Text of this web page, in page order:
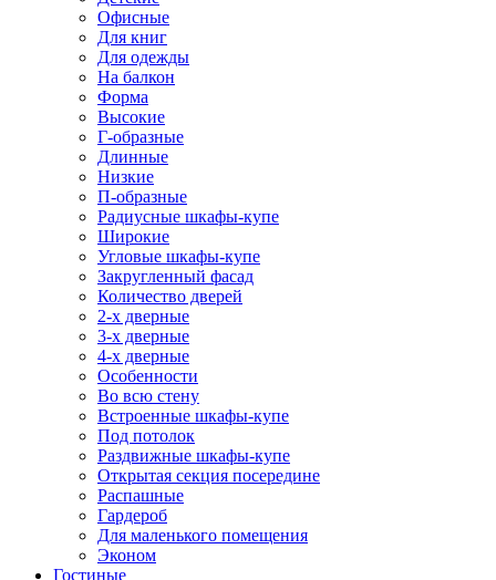
Офисные
Для книг
Для одежды
На балкон
Форма
Высокие
Г-образные
Длинные
Низкие
П-образные
Радиусные шкафы-купе
Широкие
Угловые шкафы-купе
Закругленный фасад
Количество дверей
2-х дверные
3-х дверные
4-х дверные
Особенности
Во всю стену
Встроенные шкафы-купе
Под потолок
Раздвижные шкафы-купе
Открытая секция посередине
Распашные
Гардероб
Для маленького помещения
Эконом
Гостиные